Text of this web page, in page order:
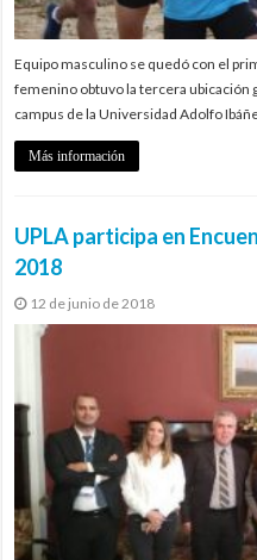
Equipo masculino se quedó con el
femenino obtuvo la tercera ubicación
campus de la Universidad Adolfo
Más información
UPLA participa en
2018
12 de junio de 2018